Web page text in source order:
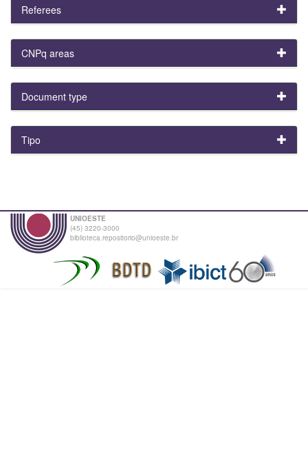
Referees
CNPq areas
Document type
Tipo
UNIOESTE
(45) 3220-3000
biblioteca.repositorio@unioeste.br